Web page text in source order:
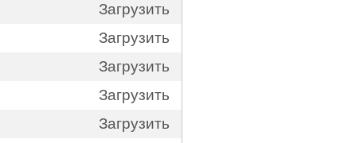
Загрузить
Загрузить
Загрузить
Загрузить
Загрузить